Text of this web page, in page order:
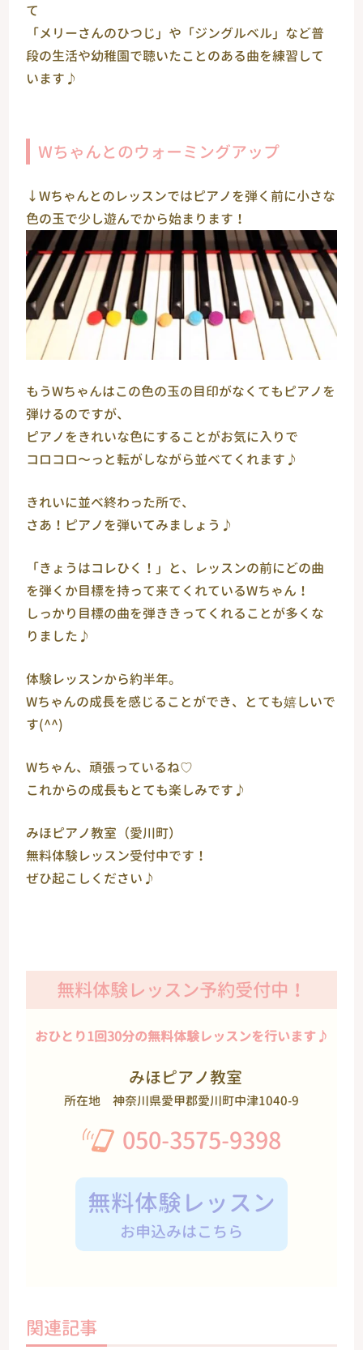
て
「メリーさんのひつじ」や「ジングルベル」など普
段の生活や幼稚園で聴いたことのある曲を練習して
います♪
Wちゃんとのウォーミングアップ
↓Wちゃんとのレッスンではピアノを弾く前に小さな
色の玉で少し遊んでから始まります！
もうWちゃんはこの色の玉の目印がなくてもピアノを
弾けるのですが、
ピアノをきれいな色にすることがお気に入りで
コロコロ〜っと転がしながら並べてくれます♪
きれいに並べ終わった所で、
さあ！ピアノを弾いてみましょう♪
「きょうはコレひく！」と、レッスンの前にどの曲
を弾くか目標を持って来てくれているWちゃん！
しっかり目標の曲を弾ききってくれることが多くな
りました♪
体験レッスンから約半年。
Wちゃんの成長を感じることができ、とても嬉しいで
す(^^)
Wちゃん、頑張っているね♡
これからの成長もとても楽しみです♪
みほピアノ教室（愛川町）
無料体験レッスン受付中です！
ぜひ起こしください♪
無料体験レッスン予約受付中！
おひとり1回30分の無料体験レッスンを行います♪
みほピアノ教室
所在地 神奈川県愛甲郡愛川町中津1040-9
050-3575-9398
無料体験レッスン
お申込みはこちら
関連記事